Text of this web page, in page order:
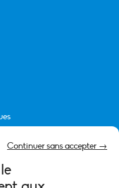
Continuer sans accepter →